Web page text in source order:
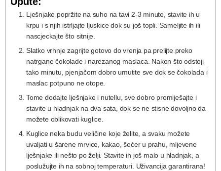
Lješnjake popržite na suho na tavi 2-3 minute, stavite ih u
krpu i s njih istrljajte ljuskice dok su još topli. Sameljite ih ili
nascjeckajte što sitnije.
Slatko vrhnje zagrijte gotovo do vrenja pa prelijte preko
natrgane čokolade i narezanog maslaca. Nakon što odstoji
tako minutu, pjenjačom dobro umutite sve dok se čokolada i
maslac potpuno ne otope.
Tome dodajte lješnjake i nutellu, sve dobro promiješajte i
stavite u hladnjak na dva sata, dok se ne stisne dovoljno da
možete oblikovati kuglice.
Kuglice neka budu veličine koje želite, a svaku možete
uvaljati u šarene mrvice, kakao, šećer u prahu, mljevene
lješnjake ili nešto po želji. Stavite ih još malo u hladnjak, a
poslužujte ih na sobnoj temperaturi. Uživancija garantirana!